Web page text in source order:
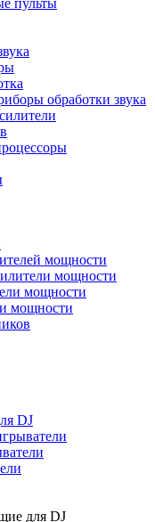
пульты
обработки звука
мощности
мощности
мощности
мощности
DJ
для DJ